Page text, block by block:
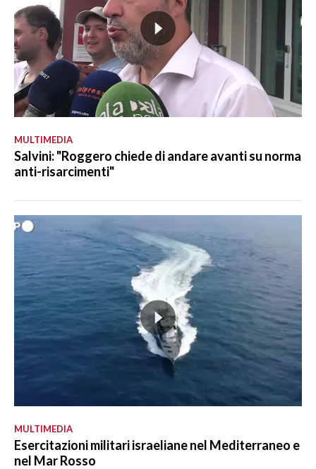
MULTIMEDIA
Salvini: "Roggero chiede di andare avanti su norma
anti-risarcimenti"
MULTIMEDIA
Esercitazioni militari israeliane nel Mediterraneo e
nel Mar Rosso